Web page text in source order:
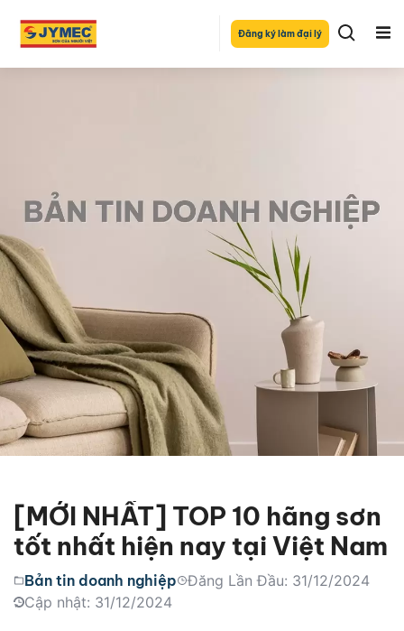
Đăng ký làm đại lý
[MỚI NHẤT] TOP 10 hãng sơn
tốt nhất hiện nay tại Việt Nam
Bản tin doanh nghiệp
Đăng Lần Đầu: 31/12/2024
Cập nhật: 31/12/2024